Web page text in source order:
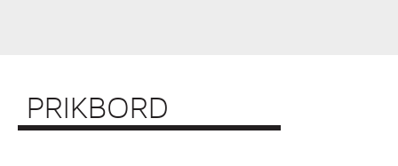
PRIKBORD